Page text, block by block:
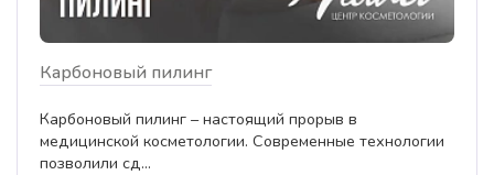
Карбоновый пилинг
Карбоновый пилинг – настоящий прорыв в
медицинской косметологии. Современные технологии
позволили сд...